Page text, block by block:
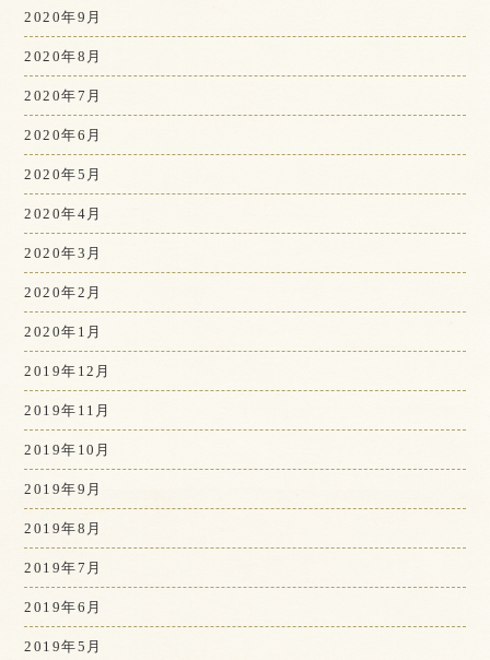
2020年9月
2020年8月
2020年7月
2020年6月
2020年5月
2020年4月
2020年3月
2020年2月
2020年1月
2019年12月
2019年11月
2019年10月
2019年9月
2019年8月
2019年7月
2019年6月
2019年5月